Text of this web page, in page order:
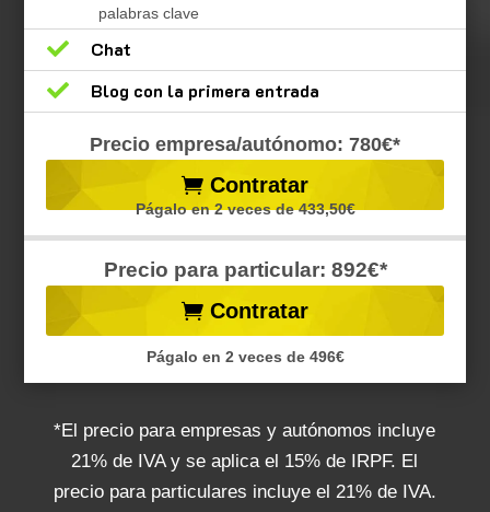
palabras clave

Chat

Blog con la primera entrada
Precio empresa/autónomo: 780€*
Contratar
Págalo en 2 veces de 433,50€
Precio para particular: 892€*
Contratar
Págalo en 2 veces de 496€
*El precio para empresas y autónomos incluye
21% de IVA y se aplica el 15% de IRPF. El
precio para particulares incluye el 21% de IVA.